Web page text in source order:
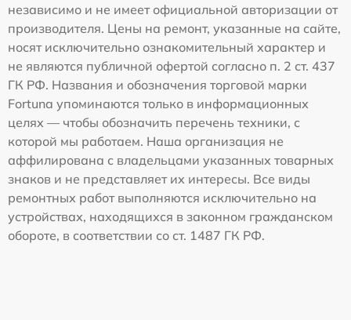
независимо и не имеет официальной авторизации от
производителя. Цены на ремонт, указанные на сайте,
носят исключительно ознакомительный характер и
не являются публичной офертой согласно п. 2 ст. 437
ГК РФ. Названия и обозначения торговой марки
Fortuna упоминаются только в информационных
целях — чтобы обозначить перечень техники, с
которой мы работаем. Наша организация не
аффилирована с владельцами указанных товарных
знаков и не представляет их интересы. Все виды
ремонтных работ выполняются исключительно на
устройствах, находящихся в законном гражданском
обороте, в соответствии со ст. 1487 ГК РФ.